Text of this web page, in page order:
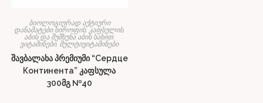
ბიოლოგიურად აქტიური
დანამატები სიროფის, კაფსულის,
აბის და შუშხუნა აბის სახით;
ვიტამინები, მულტივიტამინები
შავბალახა პრემიუმი “Сердце
Континента” კაფსულა
300მგ №40